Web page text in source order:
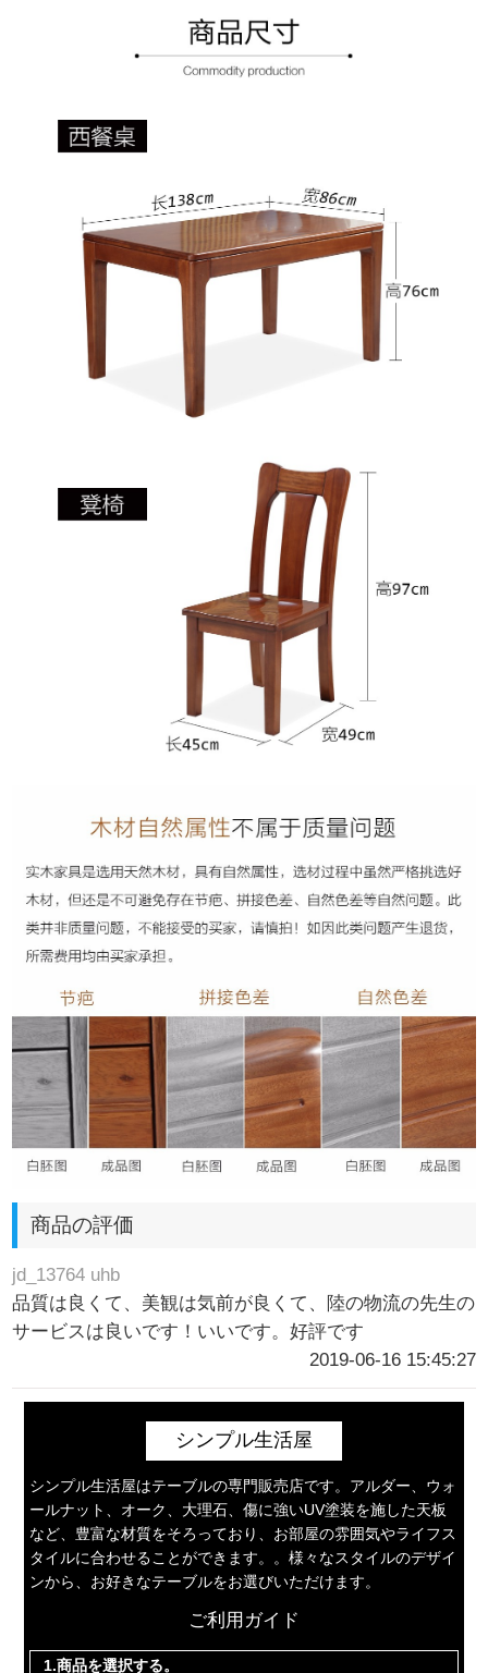
商品の評価
jd_13764 uhb
品質は良くて、美観は気前が良くて、陸の物流の先生の
サービスは良いです！いいです。好評です
2019-06-16 15:45:27
シンプル生活屋
シンプル生活屋はテーブルの専門販売店です。アルダー、ウォ
ールナット、オーク、大理石、傷に強いUV塗装を施した天板
など、豊富な材質をそろっており、お部屋の雰囲気やライフス
タイルに合わせることができます。。様々なスタイルのデザイ
ンから、お好きなテーブルをお選びいただけます。
ご利用ガイド
1.商品を選択する。